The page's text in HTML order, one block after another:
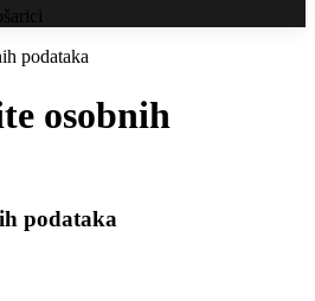
podataka
osobnih
podataka